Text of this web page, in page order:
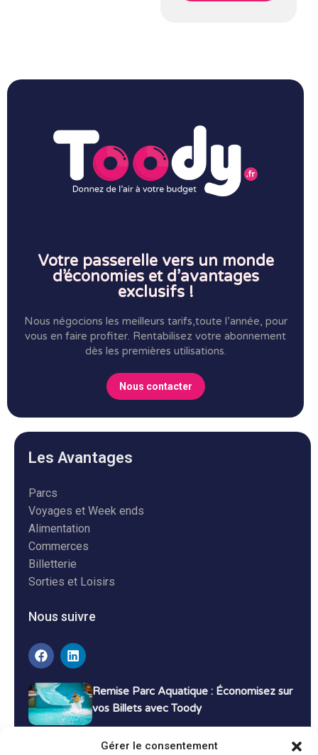
Gérer le consentement
Votre passerelle vers un monde
d’économies et d’avantages
exclusifs !
Nous négocions les meilleurs tarifs,toute l’année, pour
vous en faire profiter. Rentabilisez votre abonnement
dès les premières utilisations.
Nous contacter
Les Avantages
Parcs
Voyages et Week ends
Alimentation
Commerces
Billetterie
Sorties et Loisirs
Nous suivre
Remise Parc Aquatique : Économisez sur
vos Billets avec Toody